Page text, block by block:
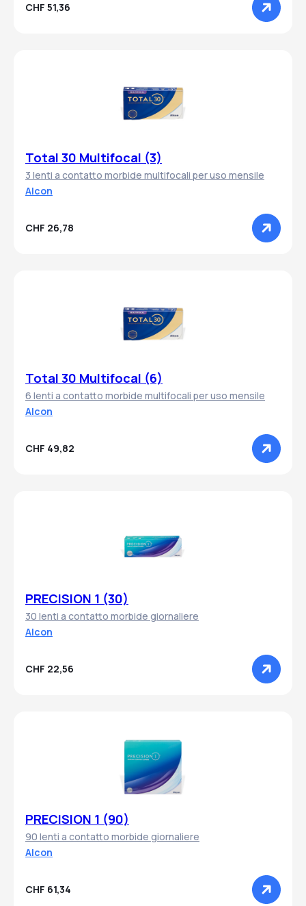
CHF 51,36
Total 30 Multifocal (3)
3 lenti a contatto morbide multifocali per uso mensile
Alcon
CHF 26,78
Total 30 Multifocal (6)
6 lenti a contatto morbide multifocali per uso mensile
Alcon
CHF 49,82
PRECISION 1 (30)
30 lenti a contatto morbide giornaliere
Alcon
CHF 22,56
PRECISION 1 (90)
90 lenti a contatto morbide giornaliere
Alcon
CHF 61,34